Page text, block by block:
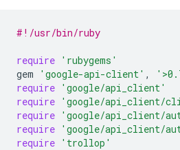
#!/usr/bin/ruby
require 'rubygems'
gem
'google-api-client' ,
require 'google/api_client'
require 'google/api_client/
require 'google/api_client/
require 'google/api_client/
require 'trollop'